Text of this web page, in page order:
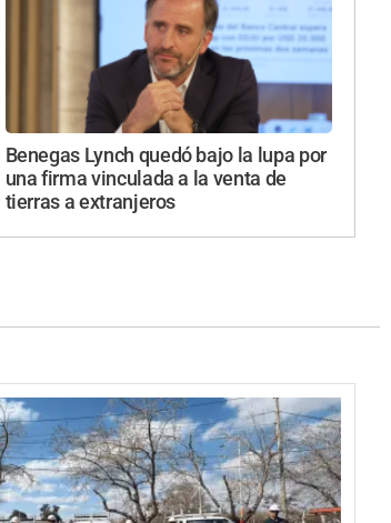
Benegas Lynch quedó bajo la lupa por
una firma vinculada a la venta de
tierras a extranjeros